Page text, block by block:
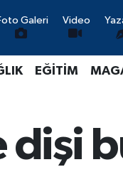
Galeri Video
EĞİTİM
dişi